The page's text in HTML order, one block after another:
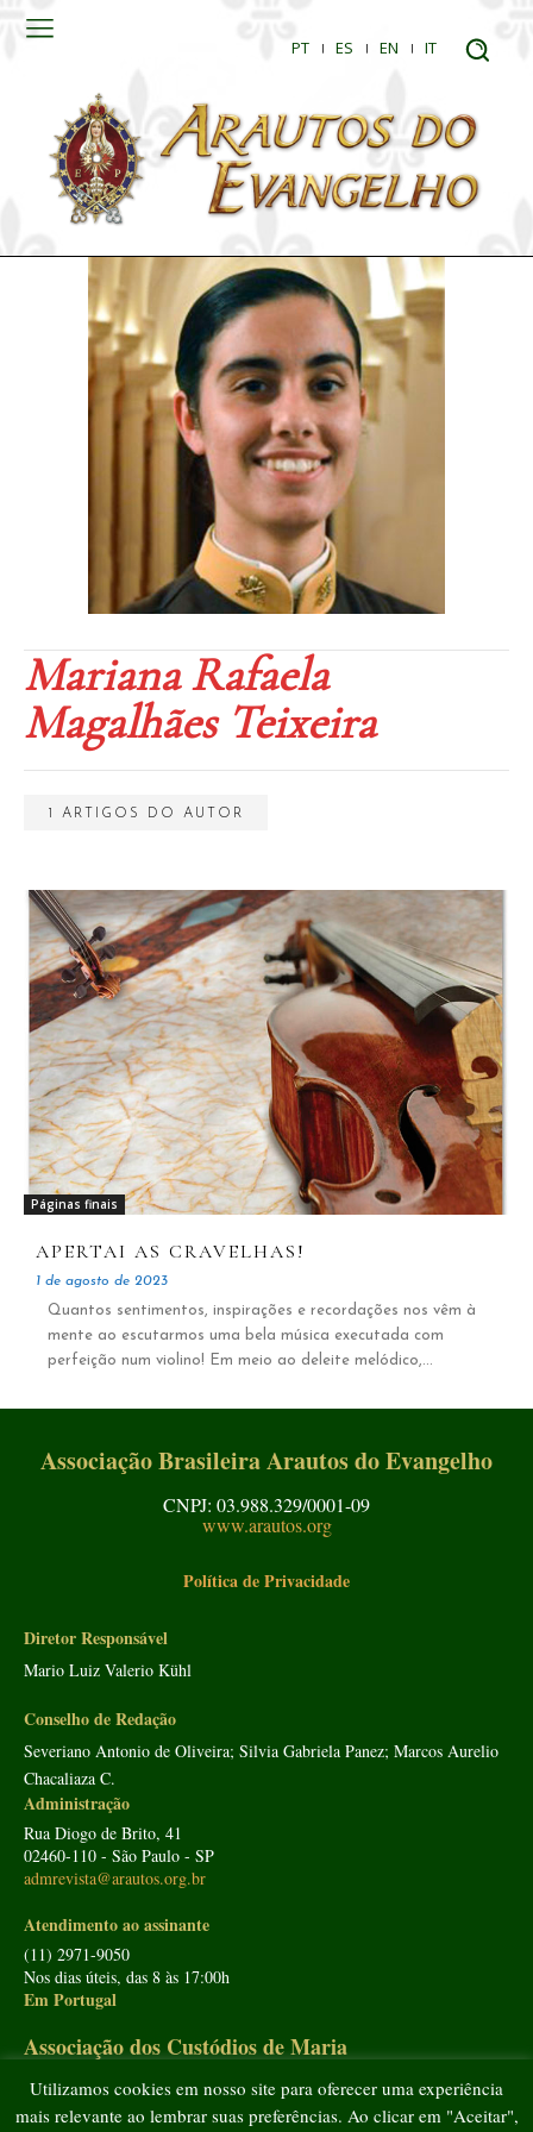
PT ES EN IT
Mariana Rafaela
Magalhães Teixeira
1 ARTIGOS DO AUTOR
Páginas finais
APERTAI AS CRAVELHAS!
1 de agosto de 2023
Quantos sentimentos, inspirações e recordações nos vêm à
mente ao escutarmos uma bela música executada com
perfeição num violino! Em meio ao deleite melódico,...
Associação Brasileira Arautos do Evangelho
CNPJ: 03.988.329/0001-09
www.arautos.org
Política de Privacidade
Diretor Responsável
Mario Luiz Valerio Kühl
Conselho de Redação
Severiano Antonio de Oliveira; Silvia Gabriela Panez; Marcos Aurelio
Chacaliaza C.
Administração
Rua Diogo de Brito, 41
02460-110 - São Paulo - SP
admrevista@arautos.org.br
Atendimento ao assinante
(11) 2971-9050
Nos dias úteis, das 8 às 17:00h
Em Portugal
Associação dos Custódios de Maria
Av. João XXI, 11 - 1º Esq.
1000-298Lisboa
Utilizamos cookies em nosso site para oferecer uma experiência
mais relevante ao lembrar suas preferências. Ao clicar em "Aceitar",